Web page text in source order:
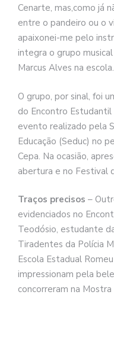
Cenarte, mas,como já
entre o pandeiro ou o
apaixonei-me pelo
integra o grupo
Marcus Alves na escola.
O grupo, por sinal, foi
do Encontro Estudantil
evento realizado pela
Educação (Seduc) no
Cepa. Na ocasião,
abertura e no Festival
Traços precisos –
evidenciados no
Teodósio, estudante
Tiradentes da Polícia
Escola Estadual
impressionam pela
concorreram na